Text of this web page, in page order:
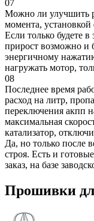
07
Можно ли улучшить
момента,
Если только будете
прирост возможно и
энергичному
нагружать мотор,
08
Последнее время
расход на литр,
переключения акпп
максимальная
катализатор,
Да, но только после
строя. Есть и
заказ, на базе
Прошивки